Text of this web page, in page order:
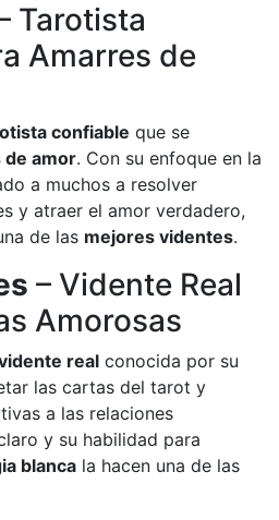
Tarotista
Amarres de
confiable que se
de amor. Con su enfoque en la
a muchos a resolver
y atraer el amor verdadero,
de las mejores videntes.
– Vidente Real
Amorosas
real conocida por su
las cartas del tarot y
a las relaciones
y su habilidad para
blanca la hacen una de las